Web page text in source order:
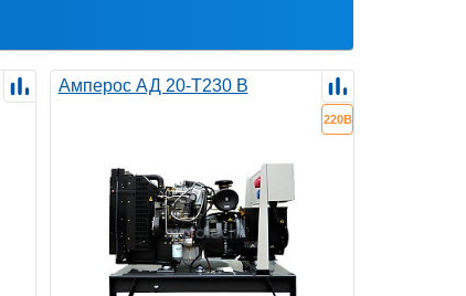
Амперос АД 20-Т230 B
220В